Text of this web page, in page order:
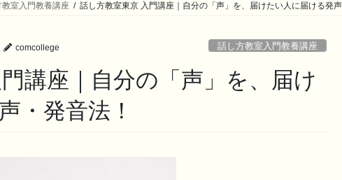
教室入門教養講座 話し方教室東京 入門講座｜自分の「声」を、届けたい人に届ける発声
comcollege 話し方教室入門教養講座
講座｜自分の「声」を、届け
・発音法！